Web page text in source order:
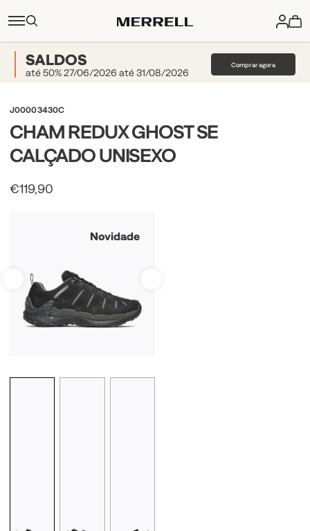
SALDOS
até 50% 27/06/2026 até 31/08/2026
Comprar agora
J00003430C
CHAM REDUX GHOST SE
CALÇADO UNISEXO
€119,90
Novidade